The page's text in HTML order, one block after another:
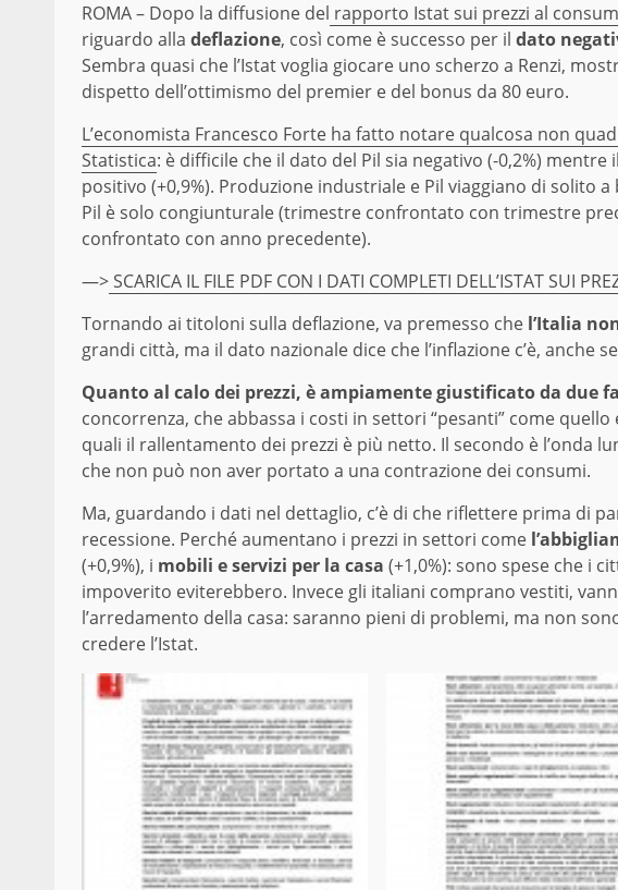
ROMA – Dopo la diffusione del rapporto Istat sui prezzi al
riguardo alla deflazione, così come è successo per il dato
Sembra quasi che l’Istat voglia giocare uno scherzo a Renzi,
dispetto dell’ottimismo del premier e del bonus da 80 euro.
L’economista Francesco Forte ha fatto notare qualcosa non
Statistica: è difficile che il dato del Pil sia negativo (-0,2%) mentre
positivo (+0,9%). Produzione industriale e Pil viaggiano di solito
Pil è solo congiunturale (trimestre confrontato con trimestre
confrontato con anno precedente).
—>SCARICA IL FILE PDF CON I DATI COMPLETI DELL’ISTAT SUI
Tornando ai titoloni sulla deflazione, va premesso che l’Italia
grandi città, ma il dato nazionale dice che l’inflazione c’è, anche
Quanto al calo dei prezzi, è ampiamente giustificato da due
concorrenza, che abbassa i costi in settori “pesanti” come
quali il rallentamento dei prezzi è più netto. Il secondo è l’onda
che non può non aver portato a una contrazione dei consumi.
Ma, guardando i dati nel dettaglio, c’è di che riflettere prima di
recessione. Perché aumentano i prezzi in settori come
(+0,9%), i mobili e servizi per la casa (+1,0%): sono spese che i
impoverito eviterebbero. Invece gli italiani comprano vestiti,
l’arredamento della casa: saranno pieni di problemi, ma non
credere l’Istat.